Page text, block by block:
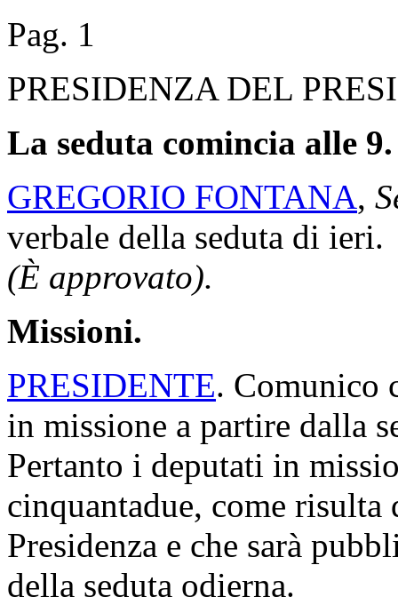
Pag. 1
PRESIDENZA DEL
La seduta comincia alle 9.
GREGORIO FONTANA,
verbale della seduta di ieri.
(È approvato).
Missioni.
PRESIDENTE. Comunico
in missione a partire dalla
Pertanto i deputati in
cinquantadue, come risulta
Presidenza e che sarà
della seduta odierna.